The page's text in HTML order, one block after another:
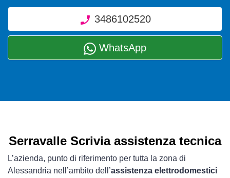
3486102520
WhatsApp
Serravalle Scrivia assistenza tecnica
L’azienda, punto di riferimento per tutta la zona di
Alessandria nell’ambito dell’assistenza elettrodomestici